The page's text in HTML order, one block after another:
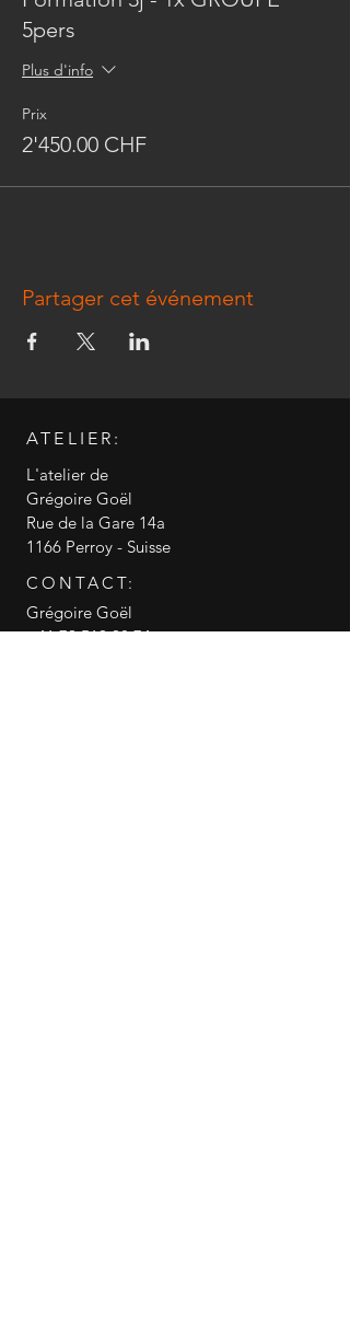
5pers
Plus d'info
Prix
2'450.00 CHF
Partager cet événement
ATELIER:
L'atelier de
Grégoire Goël
Rue de la Gare 14a
1166 Perroy - Suisse
CONTACT:
Grégoire Goël
+41 79 519 98 74